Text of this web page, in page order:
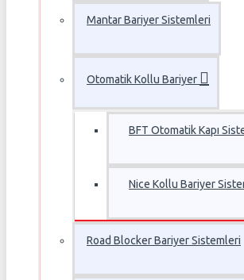
Mantar Bariyer Sistemleri
Otomatik Kollu Bariyer
BFT Otomatik Kapı
Nice Kollu Bariyer
Road Blocker Bariyer Sistemleri